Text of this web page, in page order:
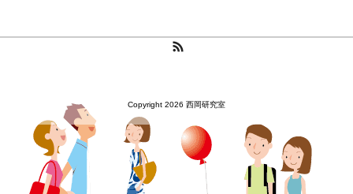
Copyright 2026 西岡研究室